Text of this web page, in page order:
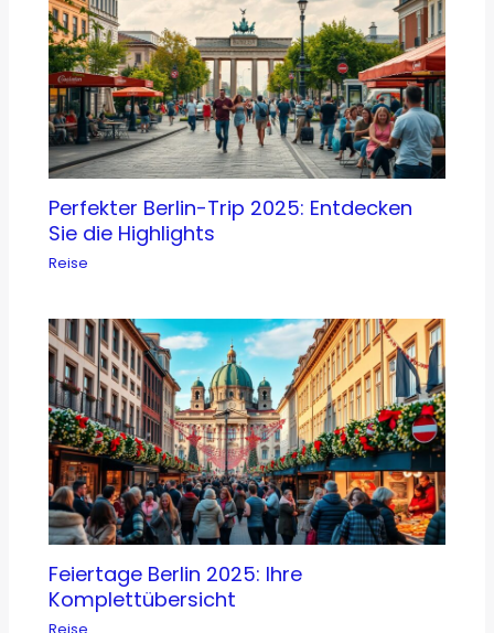
Perfekter Berlin-Trip 2025: Entdecken
Sie die Highlights
Reise
Feiertage Berlin 2025: Ihre
Komplettübersicht
Reise